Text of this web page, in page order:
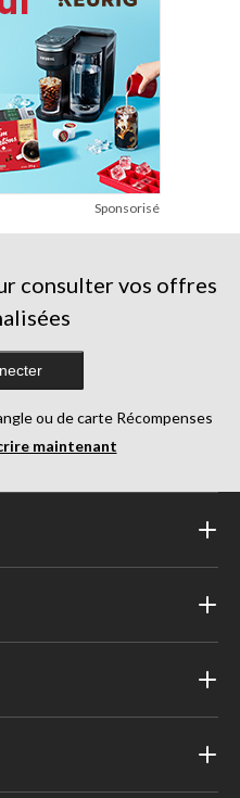
Sponsorisé
consulter vos offres
ou de carte Récompenses
maintenant